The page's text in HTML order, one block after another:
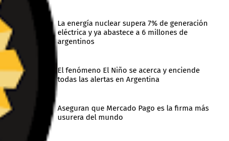
La energía nuclear supera 7% de generación
eléctrica y ya abastece a 6 millones de
argentinos
El fenómeno El Niño se acerca y enciende
todas las alertas en Argentina
Aseguran que Mercado Pago es la firma más
usurera del mundo